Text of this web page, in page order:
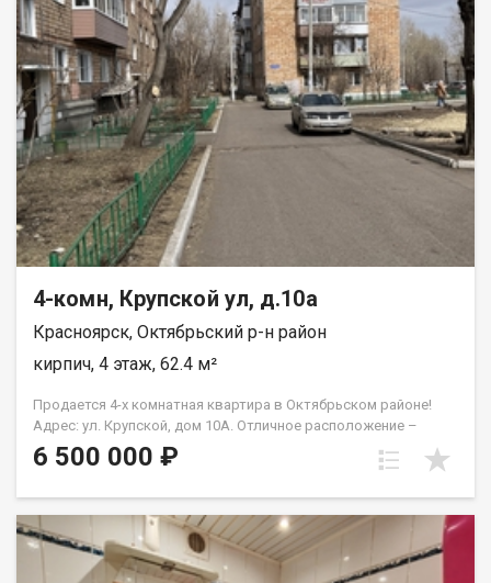
4-комн, Крупской ул, д.10а
Красноярск, Октябрьский р-н район
кирпич, 4 этаж, 62.4 м²
Продается 4-х комнатная квартира в Октябрьском районе!
Адрес: ул. Крупской, дом 10А. Отличное расположение –
рядом остановка и сквер Серебряный с детскими игровыми
площадками и зоной для выгул собак. Зимой в сквере
расположения: Квартира находится всего в 10 минутах до
центра города, Гремячей гривы и СФУ. Отличная транспортная
доступность с многочисленными автобусными маршрутами. В
6 500 000 ₽